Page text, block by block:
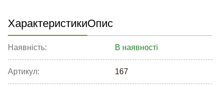
ХарактеристикиОпис
Наявність: В наявності
Артикул: 167